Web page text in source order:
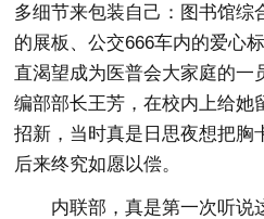
多细节来包装自己：图书馆综
的展板、公交666车内的爱心
直渴望成为医普会大家庭的一
编部部长王芳，在校内上给她
招新，当时真是日思夜想把胸
后来终究如愿以偿。
内联部，真是第一次听说